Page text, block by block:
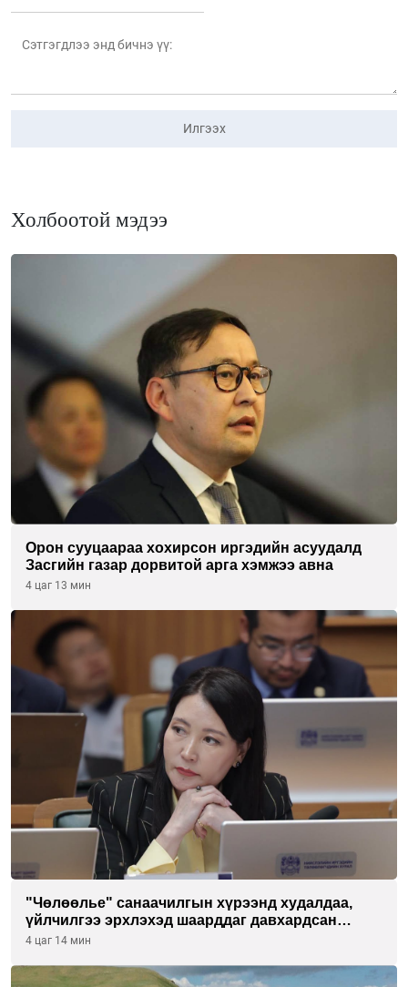
Илгээх
Холбоотой мэдээ
Орон сууцаараа хохирсон иргэдийн асуудалд
Засгийн газар дорвитой арга хэмжээ авна
4 цаг 13 мин
"Чөлөөлье" санаачилгын хүрээнд худалдаа,
үйлчилгээ эрхлэхэд шаарддаг давхардсан
бүртгэлийг хүчингүй болгох тогтоолын төслийг
4 цаг 14 мин